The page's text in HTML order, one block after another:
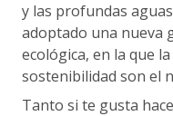
y las profundas
adoptado una nueva
ecológica, en la que
sostenibilidad son el
Tanto si te gusta